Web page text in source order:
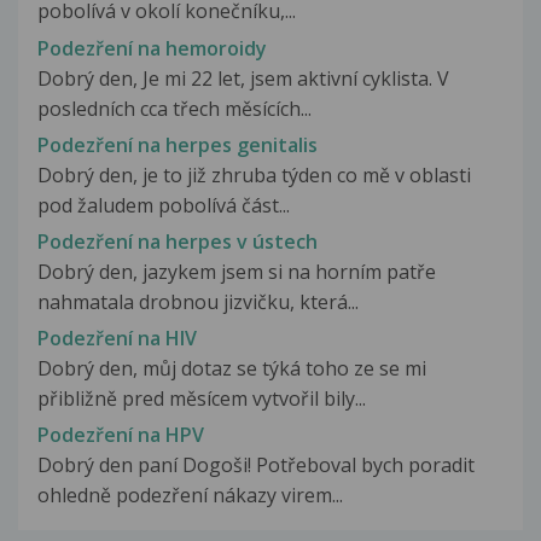
pobolívá v okolí konečníku,...
Podezření na hemoroidy
Dobrý den, Je mi 22 let, jsem aktivní cyklista. V
posledních cca třech měsících...
Podezření na herpes genitalis
Dobrý den, je to již zhruba týden co mě v oblasti
pod žaludem pobolívá část...
Podezření na herpes v ústech
Dobrý den, jazykem jsem si na horním patře
nahmatala drobnou jizvičku, která...
Podezření na HIV
Dobrý den, můj dotaz se týká toho ze se mi
přibližně pred měsícem vytvořil bily...
Podezření na HPV
Dobrý den paní Dogoši! Potřeboval bych poradit
ohledně podezření nákazy virem...